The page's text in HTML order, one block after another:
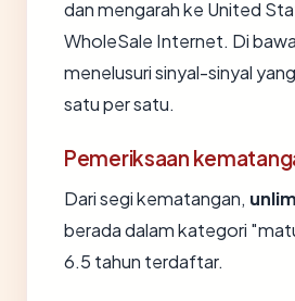
dan mengarah ke United
WholeSale Internet. Di
menelusuri sinyal-sinyal
satu per satu.
Pemeriksaan
Dari segi kematangan,
berada dalam kategori
6.5 tahun terdaftar.